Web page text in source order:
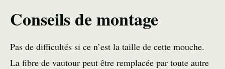
Conseils de montage
Pas de difficultés si ce n’est la taille de cette mouche.
La fibre de vautour peut être remplacée par toute autre